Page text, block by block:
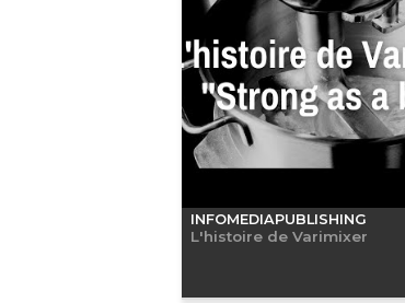
INFOMEDIAPUBLISHING
L'histoire de Varimixer